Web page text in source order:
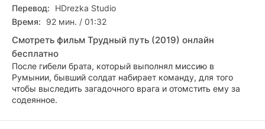
Перевод:
HDrezka Studio
Время:
92 мин. / 01:32
Смотреть фильм Трудный путь (2019) онлайн
бесплатно
После гибели брата, который выполнял миссию в
Румынии, бывший солдат набирает команду, для того
чтобы выследить загадочного врага и отомстить ему за
содеянное.